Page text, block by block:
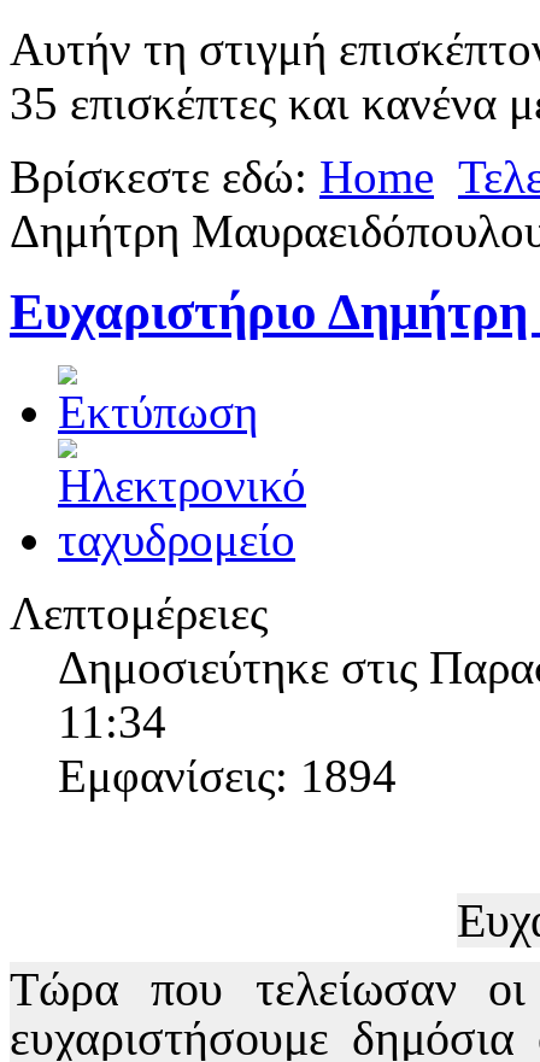
Αυτήν τη στιγμή
35 επισκέπτες και κανένα
Βρίσκεστε εδώ: Home
Δημήτρη
Ευχαριστήριο
Λεπτομέρειες
Δημοσιεύτηκε στις
11:34
Εμφανίσεις: 1894
Τώρα που τελείωσαν
ευχαριστήσουμε